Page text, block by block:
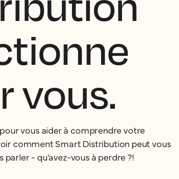
vous.
vous aider à comprendre votre
comment Smart Distribution peut vous
parler - qu'avez-vous à perdre ?!